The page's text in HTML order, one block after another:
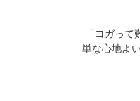
「ヨガっ
単な心地よ